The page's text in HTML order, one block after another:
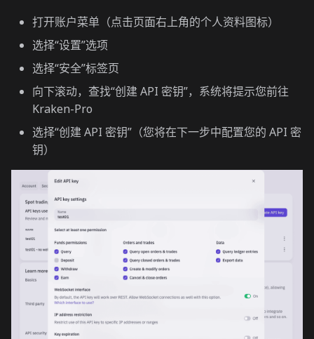
打开账户菜单（点击页面右上角的个人资料图标）
选择“设置”选项
选择“安全”标签页
向下滚动，查找“创建 API 密钥”，系统将提示您前往
Kraken-Pro
选择“创建 API 密钥”（您将在下一步中配置您的 API 密
钥）